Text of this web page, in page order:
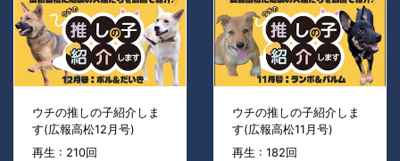
ウチの推しの子紹介しま
す(広報高松12月号)
再生 : 210回
ウチの推しの子紹介しま
す(広報高松11月号)
再生 : 182回